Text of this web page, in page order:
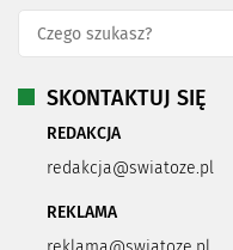
SKONTAKTUJ SIĘ
REDAKCJA
redakcja@swiatoze.pl
REKLAMA